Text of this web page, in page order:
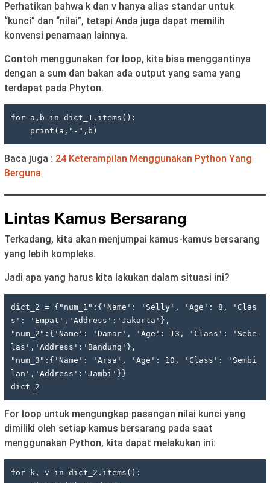
Perhatikan bahwa k dan v hanya alias standar untuk
“kunci” dan “nilai”, tetapi Anda juga dapat memilih
konvensi penamaan lainnya.
Contoh menggunakan for loop, kita bisa menggantinya
dengan a sum dan bakan ada output yang sama yang
terdapat pada Phyton.
for a,b in dict_1.items():
    print(a,"-",b)
Baca juga : 24 Keterampilan Menggunakan Python Yang
Berguna
Lintas Kamus Bersarang
Terkadang, kita akan menjumpai kamus-kamus bersarang
yang lebih kompleks.
Jadi apa yang harus kita lakukan dalam situasi ini?
dict_2 = {"num_1":{'Name': 'Selly', 'Age': 8, 'Clas
s': 'Empat','Address':'Jakarta'},
"num_2":{'Name': 'Damar', 'Age': 13, 'Class': 'Sebe
las','Address':'Bandung'},
"num_3":{'Name': 'Arsa', 'Age': 10, 'Class': 'Sembi
lan','Address':'Jambi'}}
For loop untuk mengungkap pasangan nilai kunci yang
dimiliki oleh setiap kamus bersarang pada saat
menggunakan Python, kita dapat melakukan ini:
for k, v in dict_2.items():